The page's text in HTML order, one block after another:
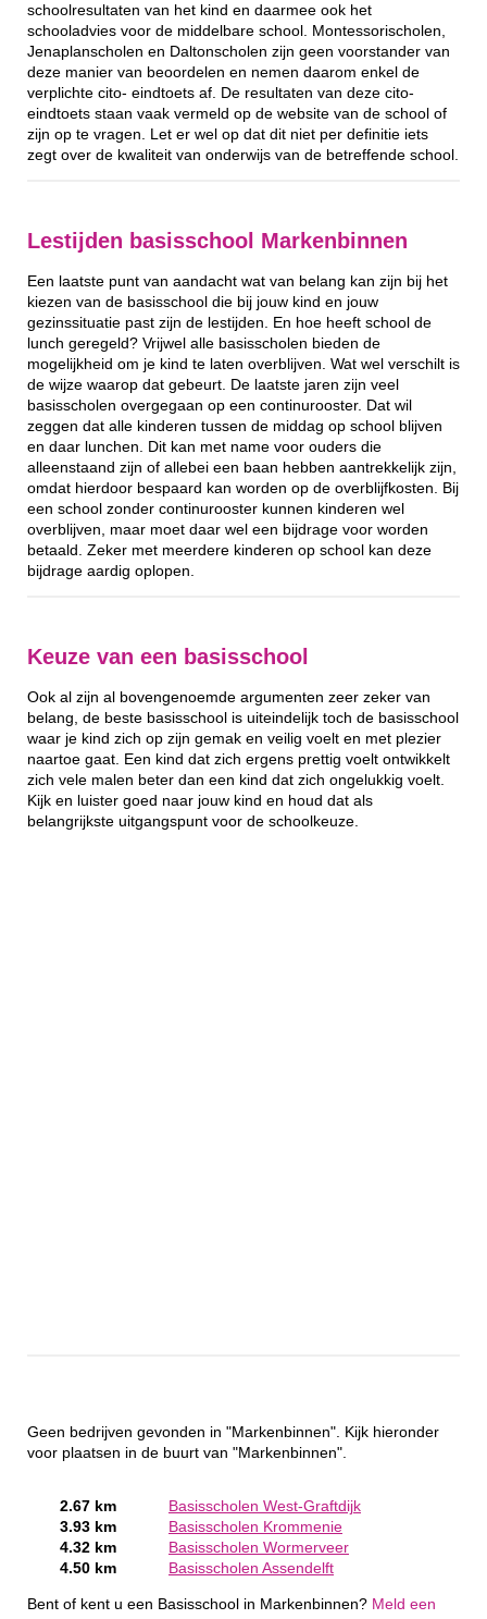
schoolresultaten van het kind en daarmee ook het
schooladvies voor de middelbare school. Montessorischolen,
Jenaplanscholen en Daltonscholen zijn geen voorstander van
deze manier van beoordelen en nemen daarom enkel de
verplichte cito- eindtoets af. De resultaten van deze cito-
eindtoets staan vaak vermeld op de website van de school of
zijn op te vragen. Let er wel op dat dit niet per definitie iets
zegt over de kwaliteit van onderwijs van de betreffende school.
Lestijden basisschool Markenbinnen
Een laatste punt van aandacht wat van belang kan zijn bij het
kiezen van de basisschool die bij jouw kind en jouw
gezinssituatie past zijn de lestijden. En hoe heeft school de
lunch geregeld? Vrijwel alle basisscholen bieden de
mogelijkheid om je kind te laten overblijven. Wat wel verschilt is
de wijze waarop dat gebeurt. De laatste jaren zijn veel
basisscholen overgegaan op een continurooster. Dat wil
zeggen dat alle kinderen tussen de middag op school blijven
en daar lunchen. Dit kan met name voor ouders die
alleenstaand zijn of allebei een baan hebben aantrekkelijk zijn,
omdat hierdoor bespaard kan worden op de overblijfkosten. Bij
een school zonder continurooster kunnen kinderen wel
overblijven, maar moet daar wel een bijdrage voor worden
betaald. Zeker met meerdere kinderen op school kan deze
bijdrage aardig oplopen.
Keuze van een basisschool
Ook al zijn al bovengenoemde argumenten zeer zeker van
belang, de beste basisschool is uiteindelijk toch de basisschool
waar je kind zich op zijn gemak en veilig voelt en met plezier
naartoe gaat. Een kind dat zich ergens prettig voelt ontwikkelt
zich vele malen beter dan een kind dat zich ongelukkig voelt.
Kijk en luister goed naar jouw kind en houd dat als
belangrijkste uitgangspunt voor de schoolkeuze.
Geen bedrijven gevonden in "Markenbinnen". Kijk hieronder
voor plaatsen in de buurt van "Markenbinnen".
2.67 km
Basisscholen West-Graftdijk
3.93 km
Basisscholen Krommenie
4.32 km
Basisscholen Wormerveer
4.50 km
Basisscholen Assendelft
Bent of kent u een Basisschool in Markenbinnen? Meld een